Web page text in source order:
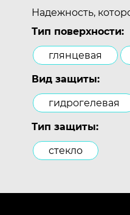
Надежность,
Тип поверхности:
глянцевая
Вид защиты:
гидрогелевая
Тип защиты:
стекло